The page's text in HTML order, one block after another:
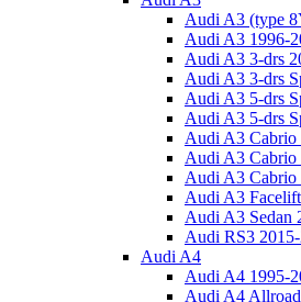
Audi A3 (type
Audi A3 1996-
Audi A3 3-drs
Audi A3 3-drs
Audi A3 5-drs
Audi A3 5-drs
Audi A3 Cabrio
Audi A3 Cabrio
Audi A3 Cabrio
Audi A3
Audi A3 Sedan
Audi RS3
Audi A4
Audi A4 1995-
Audi A4